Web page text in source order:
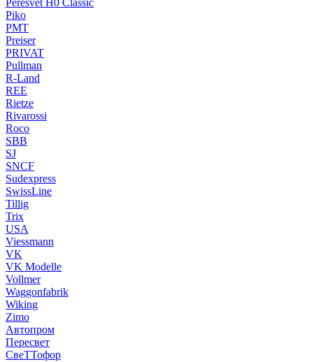
Peresvet H0 Classic
Piko
PMT
Preiser
PRIVAT
Pullman
R-Land
REE
Rietze
Rivarossi
Roco
SBB
SJ
SNCF
Sudexpress
SwissLine
Tillig
Trix
USA
Viessmann
VK
VK Modelle
Vollmer
Waggonfabrik
Wiking
Zimo
Автопром
Пересвет
СвеТТофор